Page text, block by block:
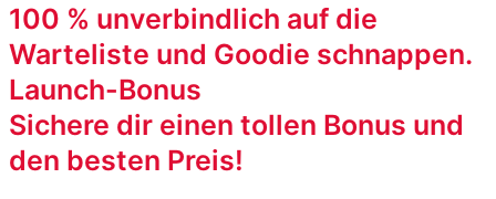
100 % unverbindlich auf die
Warteliste und Goodie schnappen.
Launch-Bonus
Sichere dir einen tollen Bonus und
den besten Preis!